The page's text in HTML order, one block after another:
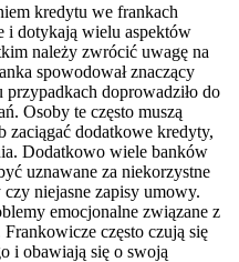
kredytu we frankach
i dotykają wielu aspektów
należy zwrócić uwagę na
spowodował znaczący
doprowadziło do
Osoby te często muszą
dodatkowe kredyty,
Dodatkowo wiele banków
uznawane za niekorzystne
niejasne zapisy umowy.
emocjonalne związane z
często czują się
i obawiają się o swoją